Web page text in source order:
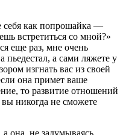
себя как попрошайка —
встретиться со мной?»
еще раз, мне очень
пьедестал, а сами ляжете у
изгнать вас из своей
она примет ваше
то развитие отношений
никогда не сможете
она, не задумываясь,